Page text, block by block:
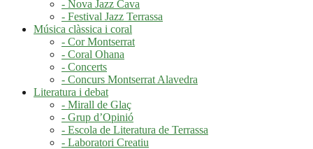
- Nova Jazz Cava
- Festival Jazz Terrassa
Música clàssica i coral
- Cor Montserrat
- Coral Ohana
- Concerts
- Concurs Montserrat Alavedra
Literatura i debat
- Mirall de Glaç
- Grup d’Opinió
- Escola de Literatura de Terrassa
- Laboratori Creatiu